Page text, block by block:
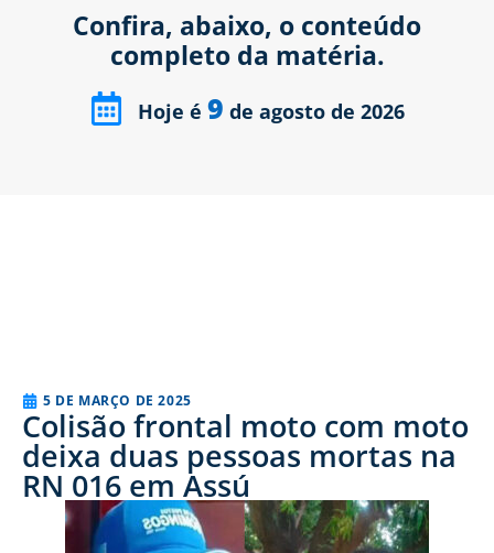
Confira, abaixo, o conteúdo
completo da matéria.
Hoje é 9 de agosto de 2026
5 DE MARÇO DE 2025
Colisão frontal moto com moto
deixa duas pessoas mortas na
RN 016 em Assú